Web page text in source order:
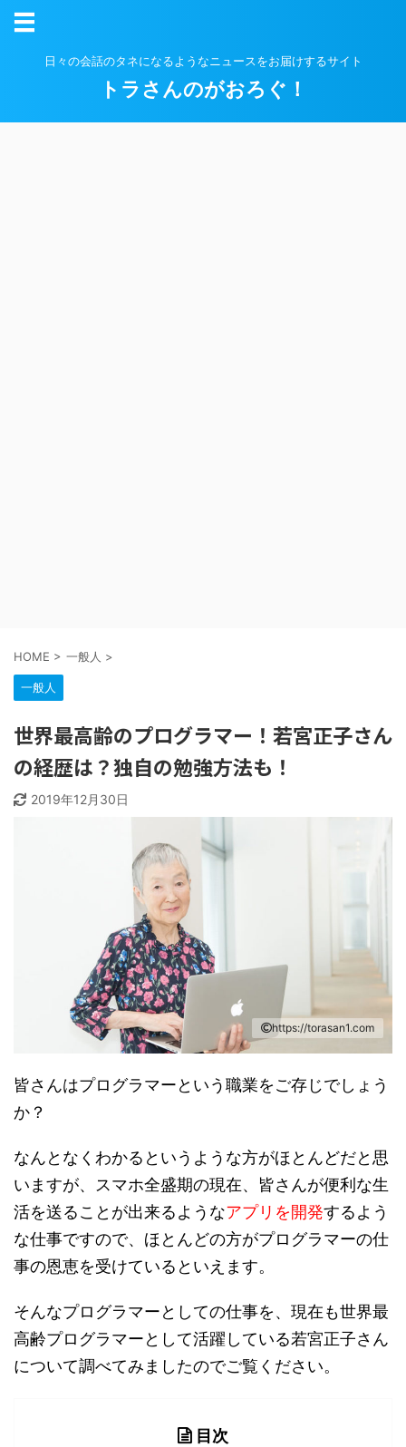
日々の会話のタネになるようなニュースをお届けするサイト
トラさんのがおろぐ！
HOME > 一般人 >
一般人
世界最高齢のプログラマー！若宮正子さん
の経歴は？独自の勉強方法も！
2019年12月30日
https://torasan1.com
皆さんはプログラマーという職業をご存じでしょう
か？
なんとなくわかるというような方がほとんどだと思
いますが、スマホ全盛期の現在、皆さんが便利な生
活を送ることが出来るようなアプリを開発するよう
な仕事ですので、ほとんどの方がプログラマーの仕
事の恩恵を受けているといえます。
そんなプログラマーとしての仕事を、現在も世界最
高齢プログラマーとして活躍している若宮正子さん
について調べてみましたのでご覧ください。
目次